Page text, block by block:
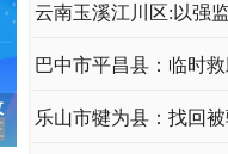
云南玉溪江川区:以强
巴中市平昌县：临时
乐山市犍为县：找回